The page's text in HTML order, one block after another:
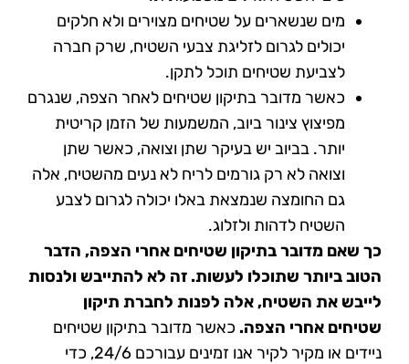
מים שנשארים על שטיחים מצוירים ולא חלקים
יכולים לגרום לזליגת צבעי השטיח, שרק חברה
לצביעת שטיחים תוכל לתקן.
כאשר מדובר בתיקון שטיחים לאחר הצפה, שנגרם
מפיצוץ צינור ביוב, המשמעות של הזמן קריטית
יותר. בביוב יש בעיקר שתן וצואה, כאשר שתן
וצואה לא רק גורמים לריח לא נעים מהשטיח, אלה
גם החומצה שנמצאת באלו יכולה לגרום לצבע
השטיח לדהות ולזלוג.
כך שאם מדובר בתיקון שטיחים אחרי הצפה, הדבר
הטוב ביותר שתוכלו לעשות. זה לא להתייבש ולנסות
לייבש את השטיח, אלה לפנות לחברת תיקון
שטיחים אחרי הצפה. כאשר מדובר בתיקון שטיחים
ניידים או מקיר לקיר אנו זמינים עבורכם 24/6, כדי